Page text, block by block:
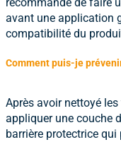
avant une application
compatibilité du
Comment puis-je
Après avoir nettoyé
appliquer une couche
barrière protectrice